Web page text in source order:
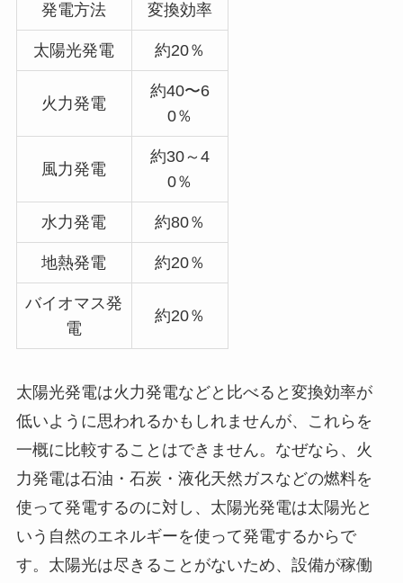
発電方法 変換効率
太陽光発電 約20％
火力発電
約40〜6
0％
風力発電
約30～4
0％
水力発電 約80％
地熱発電 約20％
バイオマス発
電
約20％
太陽光発電は火力発電などと比べると変換効率が
低いように思われるかもしれませんが、これらを
一概に比較することはできません。なぜなら、火
力発電は石油・石炭・液化天然ガスなどの燃料を
使って発電するのに対し、太陽光発電は太陽光と
いう自然のエネルギーを使って発電するからで
す。太陽光は尽きることがないため、設備が稼働